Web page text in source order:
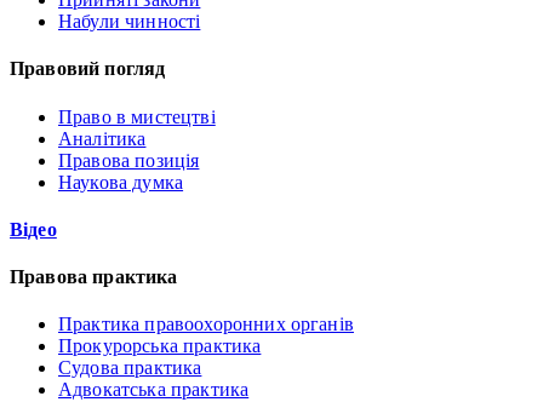
Набули чинності
Правовий погляд
Право в мистецтві
Аналітика
Правова позиція
Наукова думка
Відео
Правова практика
Практика правоохоронних органів
Прокурорська практика
Судова практика
Адвокатська практика